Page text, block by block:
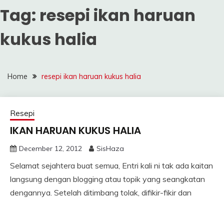
Tag: resepi ikan haruan
kukus halia
Home resepi ikan haruan kukus halia
Resepi
IKAN HARUAN KUKUS HALIA
December 12, 2012 SisHaza
Selamat sejahtera buat semua, Entri kali ni tak ada kaitan
langsung dengan blogging atau topik yang seangkatan
dengannya. Setelah ditimbang tolak, difikir-fikir dan